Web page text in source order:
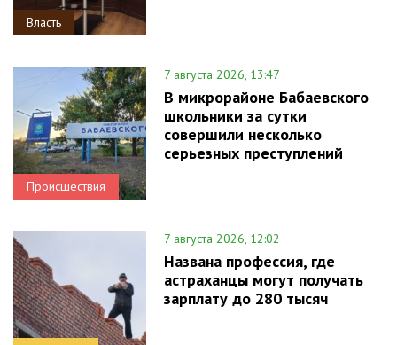
Власть
Происшествия
7 августа 2026, 13:47
В микрорайоне Бабаевского
школьники за сутки
совершили несколько
серьезных преступлений
7 августа 2026, 12:02
Названа профессия, где
астраханцы могут получать
зарплату до 280 тысяч